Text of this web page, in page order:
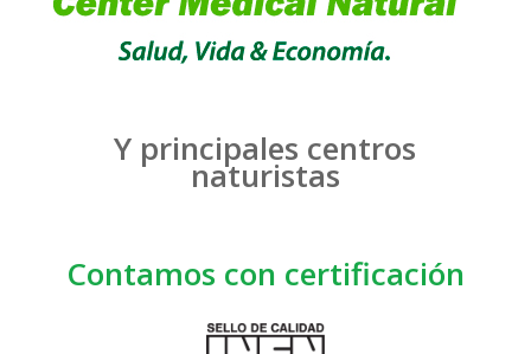
Y principales centros
naturistas
Contamos con certificación